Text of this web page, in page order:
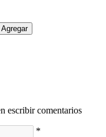
Agregar
escribir comentarios
*